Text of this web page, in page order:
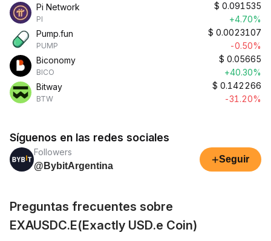
Pi Network
PI
$ 0.091535
+4.70%
Pump.fun
PUMP
$ 0.0023107
-0.50%
Biconomy
BICO
$ 0.05665
+40.30%
Bitway
BTW
$ 0.142266
-31.20%
Síguenos en las redes sociales
Followers
@BybitArgentina
+Seguir
Preguntas frecuentes sobre
EXAUSDC.E(Exactly USD.e Coin)